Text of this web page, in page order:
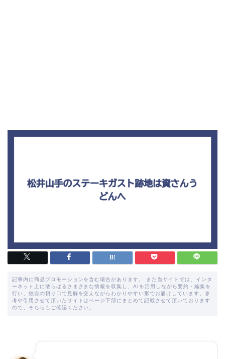
記事内に商品プロモーションを含む場合があります。 また当サイトでは、インタ
ーネット上に散らばるさまざまな情報を収集し、AIを活用しながら要約・編集を
行い、独自の切り口で見解を交えながらわかりやすい形でお届けしています。参
考や引用させて頂いたサイトはページ下部にまとめて記載させて頂いております
ので、そちらもご確認ください。